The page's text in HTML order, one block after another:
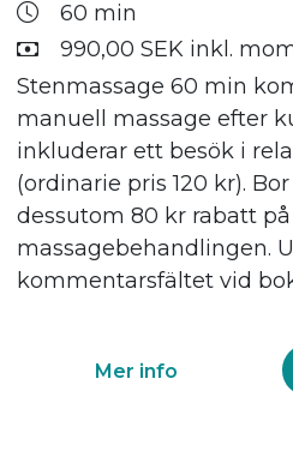
60 min
990,00 SEK inkl.
Stenmassage 60 min
manuell massage efter
inkluderar ett besök i
(ordinarie pris 120 kr).
dessutom 80 kr rabatt på
massagebehandlingen.
kommentarsfältet vid
Mer info